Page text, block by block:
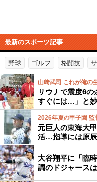
最新のスポーツ記事
野球 ゴルフ 格闘技
山﨑武司 これが俺の
サウナで震度6
すぐには…」と
2026年夏の甲子園 監
元巨人の東海大
活…指導には原
大谷翔平に「臨
調のドジャース